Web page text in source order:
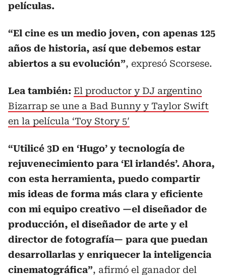
películas.
“El cine es un medio joven, con apenas 125
años de historia, así que debemos estar
abiertos a su evolución”, expresó Scorsese.
Lea también: El productor y DJ argentino
Bizarrap se une a Bad Bunny y Taylor Swift
en la película ‘Toy Story 5′
“Utilicé 3D en ‘Hugo’ y tecnología de
rejuvenecimiento para ‘El irlandés’. Ahora,
con esta herramienta, puedo compartir
mis ideas de forma más clara y eficiente
con mi equipo creativo —el diseñador de
producción, el diseñador de arte y el
director de fotografía— para que puedan
desarrollarlas y enriquecer la inteligencia
cinematográfica”, afirmó el ganador del